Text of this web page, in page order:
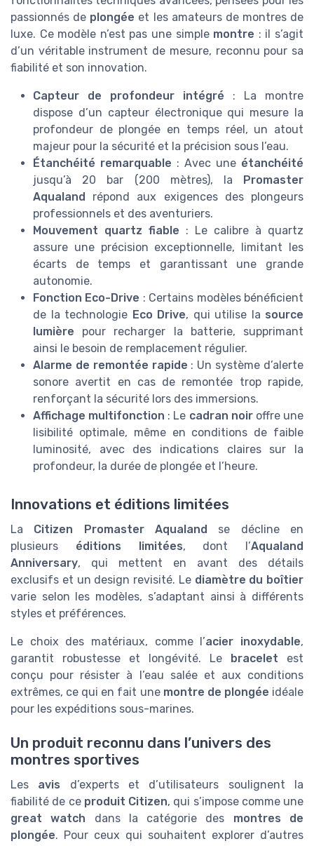
passionnés de plongée et les amateurs de montres de
luxe. Ce modèle n’est pas une simple montre : il s’agit
d’un véritable instrument de mesure, reconnu pour sa
fiabilité et son innovation.
Capteur de profondeur intégré : La montre
dispose d’un capteur électronique qui mesure la
profondeur de plongée en temps réel, un atout
majeur pour la sécurité et la précision sous l’eau.
Étanchéité remarquable : Avec une étanchéité
jusqu’à 20 bar (200 mètres), la
Promaster
Aqualand
répond aux exigences des plongeurs
professionnels et des aventuriers.
Mouvement quartz fiable : Le calibre à quartz
assure une précision exceptionnelle, limitant les
écarts de temps et garantissant une grande
autonomie.
Fonction Eco-Drive : Certains modèles bénéficient
de la technologie Eco Drive, qui utilise la source
lumière pour recharger la batterie, supprimant
ainsi le besoin de remplacement régulier.
Alarme de remontée rapide : Un système d’alerte
sonore avertit en cas de remontée trop rapide,
renforçant la sécurité lors des immersions.
Affichage multifonction : Le cadran noiroffre une
lisibilité optimale, même en conditions de faible
luminosité, avec des indications claires sur la
profondeur, la durée de plongée et l’heure.
Innovations et éditions limitées
La Citizen Promaster Aqualand se décline en
plusieurs éditions limitées, dont l’Aqualand
Anniversary, qui mettent en avant des détails
exclusifs et un design revisité. Le diamètre du boîtier
varie selon les modèles, s’adaptant ainsi à différents
styles et préférences.
Le choix des matériaux, comme l’acier inoxydable,
garantit robustesse et longévité. Le bracelet est
conçu pour résister à l’eau salée et aux conditions
extrêmes, ce qui en fait une montre de plongée idéale
pour les expéditions sous-marines.
Un produit reconnu dans l’univers des
montres sportives
Les avis d’experts et d’utilisateurs soulignent la
fiabilité de ce produit Citizen, qui s’impose comme une
great watch dans la catégorie des montres de
plongée. Pour ceux qui souhaitent explorer d’autres